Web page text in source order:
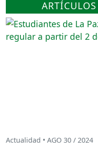
Actualidad • AGO 30 / 2024